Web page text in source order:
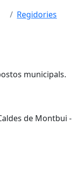
Regidories
municipals.
de Montbui -